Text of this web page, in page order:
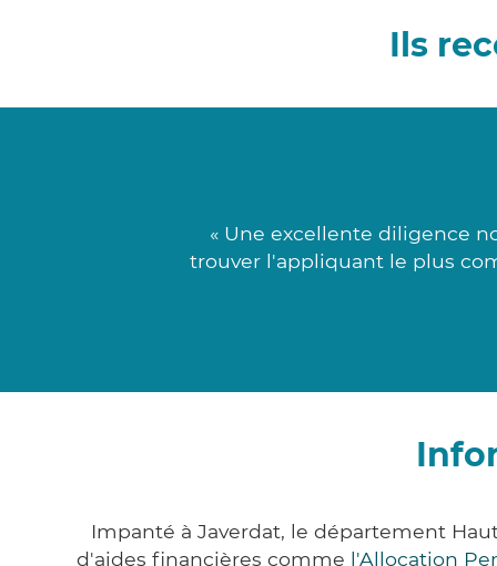
Ils
« Une excellente diligence
trouver l'appliquant le plus
Impanté à Javerdat, le département
d'aides financières comme l'Allocation